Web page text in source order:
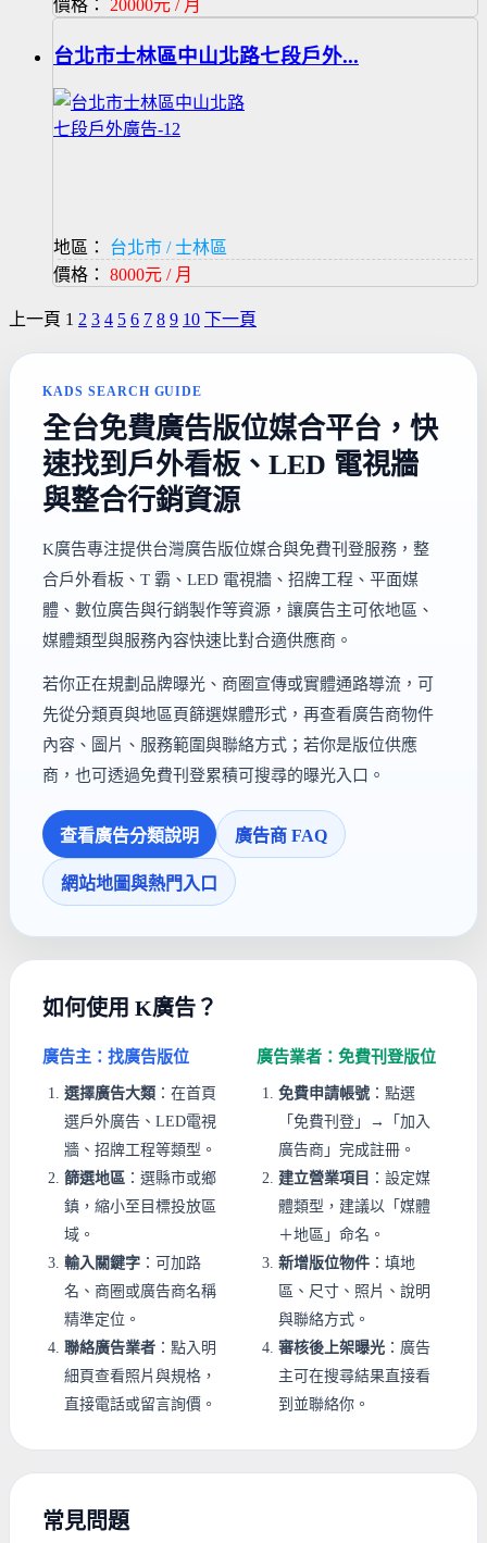
價格： 20000元 / 月
台北市士林區中山北路七段戶外...
地區：
台北市 / 士林區
價格： 8000元 / 月
上一頁 1 2 3 4 5 6 7 8 9 10 下一頁
KADS SEARCH GUIDE
全台免費廣告版位媒合平台，快
速找到戶外看板、LED 電視牆
與整合行銷資源
K廣告專注提供台灣廣告版位媒合與免費刊登服務，整
合戶外看板、T 霸、LED 電視牆、招牌工程、平面媒
體、數位廣告與行銷製作等資源，讓廣告主可依地區、
媒體類型與服務內容快速比對合適供應商。
若你正在規劃品牌曝光、商圈宣傳或實體通路導流，可
先從分類頁與地區頁篩選媒體形式，再查看廣告商物件
內容、圖片、服務範圍與聯絡方式；若你是版位供應
商，也可透過免費刊登累積可搜尋的曝光入口。
查看廣告分類說明 廣告商 FAQ
網站地圖與熱門入口
如何使用 K廣告？
廣告主：找廣告版位
選擇廣告大類 ：在首頁
選戶外廣告、LED電視
牆、招牌工程等類型。
篩選地區 ：選縣市或鄉
鎮，縮小至目標投放區
域。
輸入關鍵字 ：可加路
名、商圈或廣告商名稱
精準定位。
聯絡廣告業者 ：點入明
細頁查看照片與規格，
直接電話或留言詢價。
廣告業者：免費刊登版位
免費申請帳號 ：點選
「免費刊登」→「加入
廣告商」完成註冊。
建立營業項目 ：設定媒
體類型，建議以「媒體
＋地區」命名。
新增版位物件 ：填地
區、尺寸、照片、說明
與聯絡方式。
審核後上架曝光 ：廣告
主可在搜尋結果直接看
到並聯絡你。
常見問題